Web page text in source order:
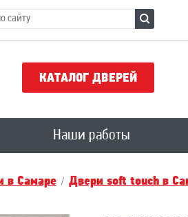
КАТАЛОГ ДВЕРЕЙ
Наши работы
в Самаре Двери soft touch в